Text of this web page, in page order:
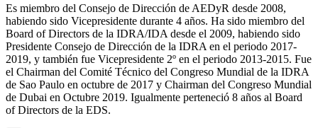
Es miembro del Consejo de Dirección de AEDyR desde 2008,
habiendo sido Vicepresidente durante 4 años. Ha sido miembro del
Board of Directors de la IDRA/IDA desde el 2009, habiendo sido
Presidente Consejo de Dirección de la IDRA en el periodo 2017-
2019, y también fue Vicepresidente 2º en el periodo 2013-2015. Fue
el Chairman del Comité Técnico del Congreso Mundial de la IDRA
de Sao Paulo en octubre de 2017 y Chairman del Congreso Mundial
de Dubai en Octubre 2019. Igualmente perteneció 8 años al Board
of Directors de la EDS.